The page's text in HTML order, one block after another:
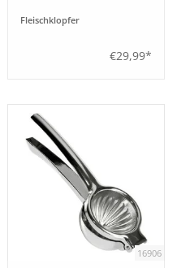
Fleischklopfer
€29,99*
16906